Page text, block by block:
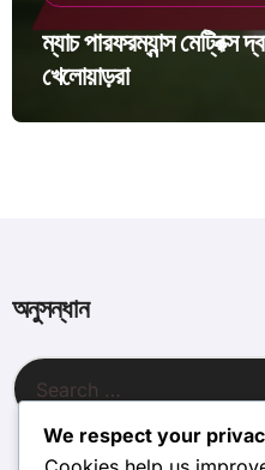
ম্যাচ পারফরম্যান্স মেট্রিক্স
খেলোয়াড়রা
অনুসন্ধান
Search
for:
We respect your